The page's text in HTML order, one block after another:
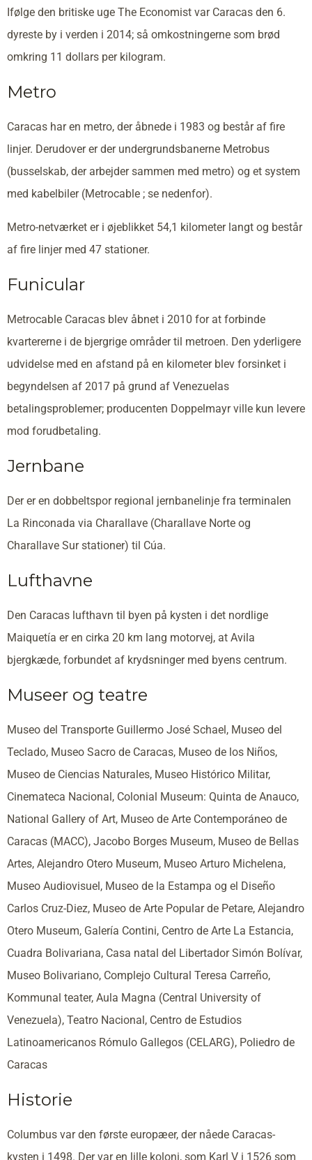
Ifølge den britiske uge The Economist var Caracas den 6.
dyreste by i verden i 2014; så omkostningerne som brød
omkring 11 dollars per kilogram.
Metro
Caracas har en metro, der åbnede i 1983 og består af fire
linjer. Derudover er der undergrundsbanerne Metrobus
(busselskab, der arbejder sammen med metro) og et system
med kabelbiler (Metrocable ; se nedenfor).
Metro-netværket er i øjeblikket 54,1 kilometer langt og består
af fire linjer med 47 stationer.
Funicular
Metrocable Caracas blev åbnet i 2010 for at forbinde
kvartererne i de bjergrige områder til metroen. Den yderligere
udvidelse med en afstand på en kilometer blev forsinket i
begyndelsen af 2017 på grund af Venezuelas
betalingsproblemer; producenten Doppelmayr ville kun levere
mod forudbetaling.
Jernbane
Der er en dobbeltspor regional jernbanelinje fra terminalen
La Rinconada via Charallave (Charallave Norte og
Charallave Sur stationer) til Cúa.
Lufthavne
Den Caracas lufthavn til byen på kysten i det nordlige
Maiquetía er en cirka 20 km lang motorvej, at Avila
bjergkæde, forbundet af krydsninger med byens centrum.
Museer og teatre
Museo del Transporte Guillermo José Schael, Museo del
Teclado, Museo Sacro de Caracas, Museo de los Niños,
Museo de Ciencias Naturales, Museo Histórico Militar,
Cinemateca Nacional, Colonial Museum: Quinta de Anauco,
National Gallery of Art, Museo de Arte Contemporáneo de
Caracas (MACC), Jacobo Borges Museum, Museo de Bellas
Artes, Alejandro Otero Museum, Museo Arturo Michelena,
Museo Audiovisuel, Museo de la Estampa og el Diseño
Carlos Cruz-Diez, Museo de Arte Popular de Petare, Alejandro
Otero Museum, Galería Contini, Centro de Arte La Estancia,
Cuadra Bolivariana, Casa natal del Libertador Simón Bolívar,
Museo Bolivariano, Complejo Cultural Teresa Carreño,
Kommunal teater, Aula Magna (Central University of
Venezuela), Teatro Nacional, Centro de Estudios
Latinoamericanos Rómulo Gallegos (CELARG), Poliedro de
Caracas
Historie
Columbus var den første europæer, der nåede Caracas-
kysten i 1498. Der var en lille koloni, som Karl V i 1526 som